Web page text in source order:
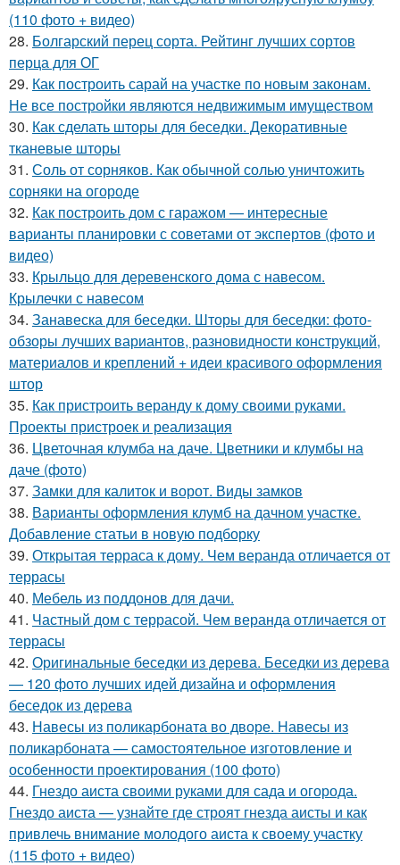
(110 фото + видео)
28. Болгарский перец сорта. Рейтинг лучших сортов
перца для ОГ
29. Как построить сарай на участке по новым законам.
Не все постройки являются недвижимым имуществом
30. Как сделать шторы для беседки. Декоративные
тканевые шторы
31. Соль от сорняков. Как обычной солью уничтожить
сорняки на огороде
32. Как построить дом с гаражом — интересные
варианты планировки с советами от экспертов (фото и
видео)
33. Крыльцо для деревенского дома с навесом.
Крылечки с навесом
34. Занавеска для беседки. Шторы для беседки: фото-
обзоры лучших вариантов, разновидности конструкций,
материалов и креплений + идеи красивого оформления
штор
35. Как пристроить веранду к дому своими руками.
Проекты пристроек и реализация
36. Цветочная клумба на даче. Цветники и клумбы на
даче (фото)
37. Замки для калиток и ворот. Виды замков
38. Варианты оформления клумб на дачном участке.
Добавление статьи в новую подборку
39. Открытая терраса к дому. Чем веранда отличается от
террасы
40. Мебель из поддонов для дачи.
41. Частный дом с террасой. Чем веранда отличается от
террасы
42. Оригинальные беседки из дерева. Беседки из дерева
— 120 фото лучших идей дизайна и оформления
беседок из дерева
43. Навесы из поликарбоната во дворе. Навесы из
поликарбоната — самостоятельное изготовление и
особенности проектирования (100 фото)
44. Гнездо аиста своими руками для сада и огорода.
Гнездо аиста — узнайте где строят гнезда аисты и как
привлечь внимание молодого аиста к своему участку
(115 фото + видео)